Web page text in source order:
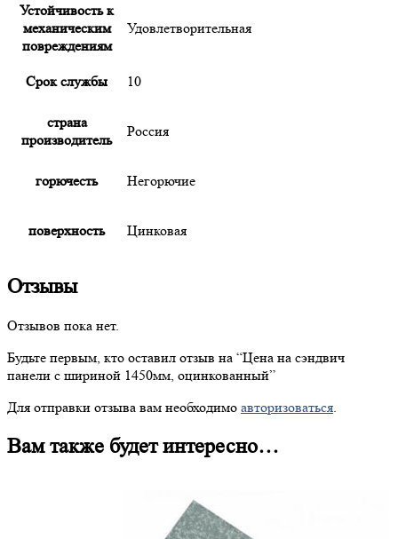
Устойчивость к
механическим
повреждениям
Удовлетворительная
Срок службы 10
страна
производитель
Россия
горючесть Негорючие
поверхность Цинковая
Отзывы
Отзывов пока нет.
Будьте первым, кто оставил отзыв на “Цена на сэндвич
панели с шириной 1450мм, оцинкованный”
Для отправки отзыва вам необходимо авторизоваться
Вам также будет интересно…